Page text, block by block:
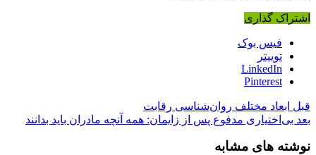
اشتراک گذاری
فیس بوک
توییتر
LinkedIn
Pinterest
قبل ابعاد مختلف روان‌شناسی رقابت
بعد بی‌اختیاری مدفوع پس از زایمان: همه آنچه مادران باید بدانند
نوشته های مشابه